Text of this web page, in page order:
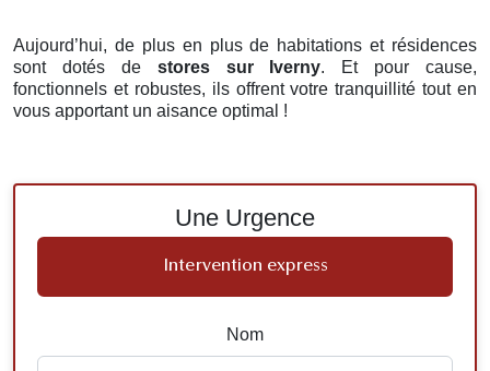
Aujourd’hui, de plus en plus de habitations et résidences
sont dotés de stores sur Iverny. Et pour cause,
fonctionnels et robustes, ils offrent votre tranquillité tout en
vous apportant un aisance optimal !
Une Urgence
Intervention express
Nom